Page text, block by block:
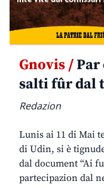
Gnovis /
salti fûr dal
Redazion
Lunis ai 11 di Mai
di Udin, si è
dal document “Ai
partecipazion dal